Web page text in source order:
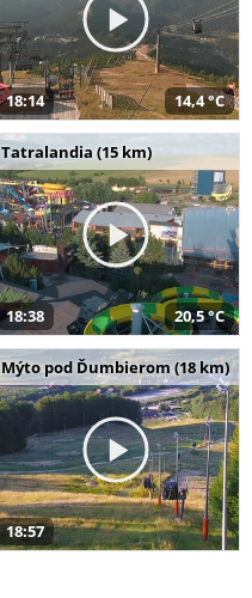
18:14 14,4 °C
Tatralandia (15 km)
18:38 20,5 °C
Mýto pod Ďumbierom (18 km)
18:57